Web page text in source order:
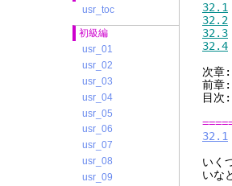
usr_toc
初級編
usr_01
usr_02
usr_03
usr_04
usr_05
usr_06
usr_07
usr_08
usr_09
32.1
32.2
32.3
32.4
次章:
前章:
目次:
32.1
いく
いな